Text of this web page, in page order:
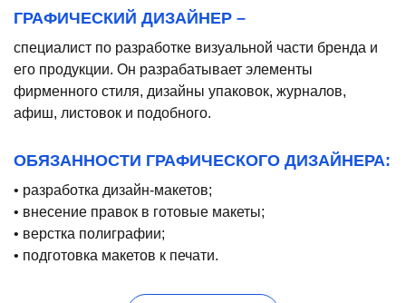
ГРАФИЧЕСКИЙ ДИЗАЙНЕР –
специалист по разработке визуальной части бренда и
его продукции. Он разрабатывает элементы
фирменного стиля, дизайны упаковок, журналов,
афиш, листовок и подобного.
ОБЯЗАННОСТИ ГРАФИЧЕСКОГО ДИЗАЙНЕРА:
• разработка дизайн-макетов;
• внесение правок в готовые макеты;
• верстка полиграфии;
• подготовка макетов к печати.